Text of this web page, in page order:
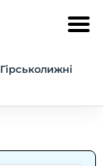
Гірськолижні